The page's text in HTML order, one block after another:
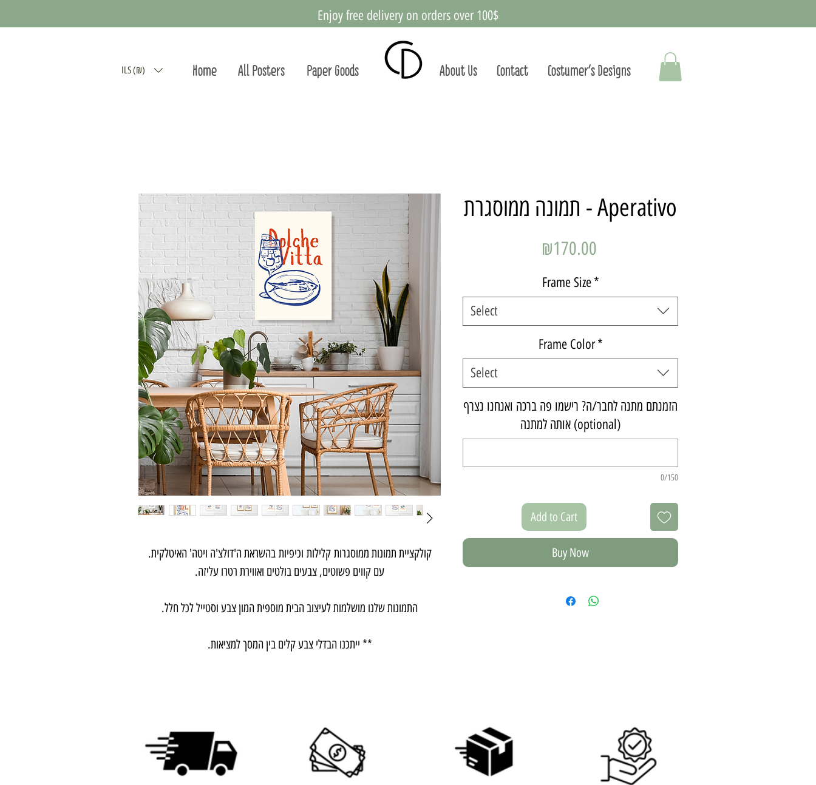
Enjoy free delivery on orders over 100$
ILS (₪) Paper Goods
All Posters
Home Costumer's Designs
Contact
About Us
קולקציית תמונות ממוסגרות קלילות וכיפיות בהשראת ה'דולצ'ה ויטה' האיטלקית.
עם קווים פשוטים, צבעים בולטים ואווירת רטרו עליזה.
התמונות שלנו מושלמות לעיצוב הבית מוספית המון צבע וסטייל לכל חלל.
** ייתכנו הבדלי צבע קלים בין המסך למציאות.
תמונה ממוסגרת - Aperativo
₪170.00Price
Frame Size *
Select
Frame Color *
Select
הזמנתם מתנה לחבר/ה? רישמו פה ברכה ואנחנו נצרף
אותה למתנה (optional)
0/150
Add to Cart
Buy Now